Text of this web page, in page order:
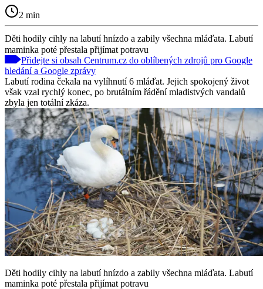
2 min
Děti hodily cihly na labutí hnízdo a zabily všechna mláďata. Labutí
maminka poté přestala přijímat potravu
Přidejte si obsah Centrum.cz do oblíbených zdrojů pro Google
hledání a Google zprávy
Labutí rodina čekala na vylíhnutí 6 mláďat. Jejich spokojený život
však vzal rychlý konec, po brutálním řádění mladistvých vandalů
zbyla jen totální zkáza.
Děti hodily cihly na labutí hnízdo a zabily všechna mláďata. Labutí
maminka poté přestala přijímat potravu